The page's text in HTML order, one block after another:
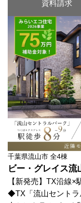
資料請求
千葉県流山市 全4棟
ビー・グレイス
【新発売】TX沿線
◆TX「流山セント